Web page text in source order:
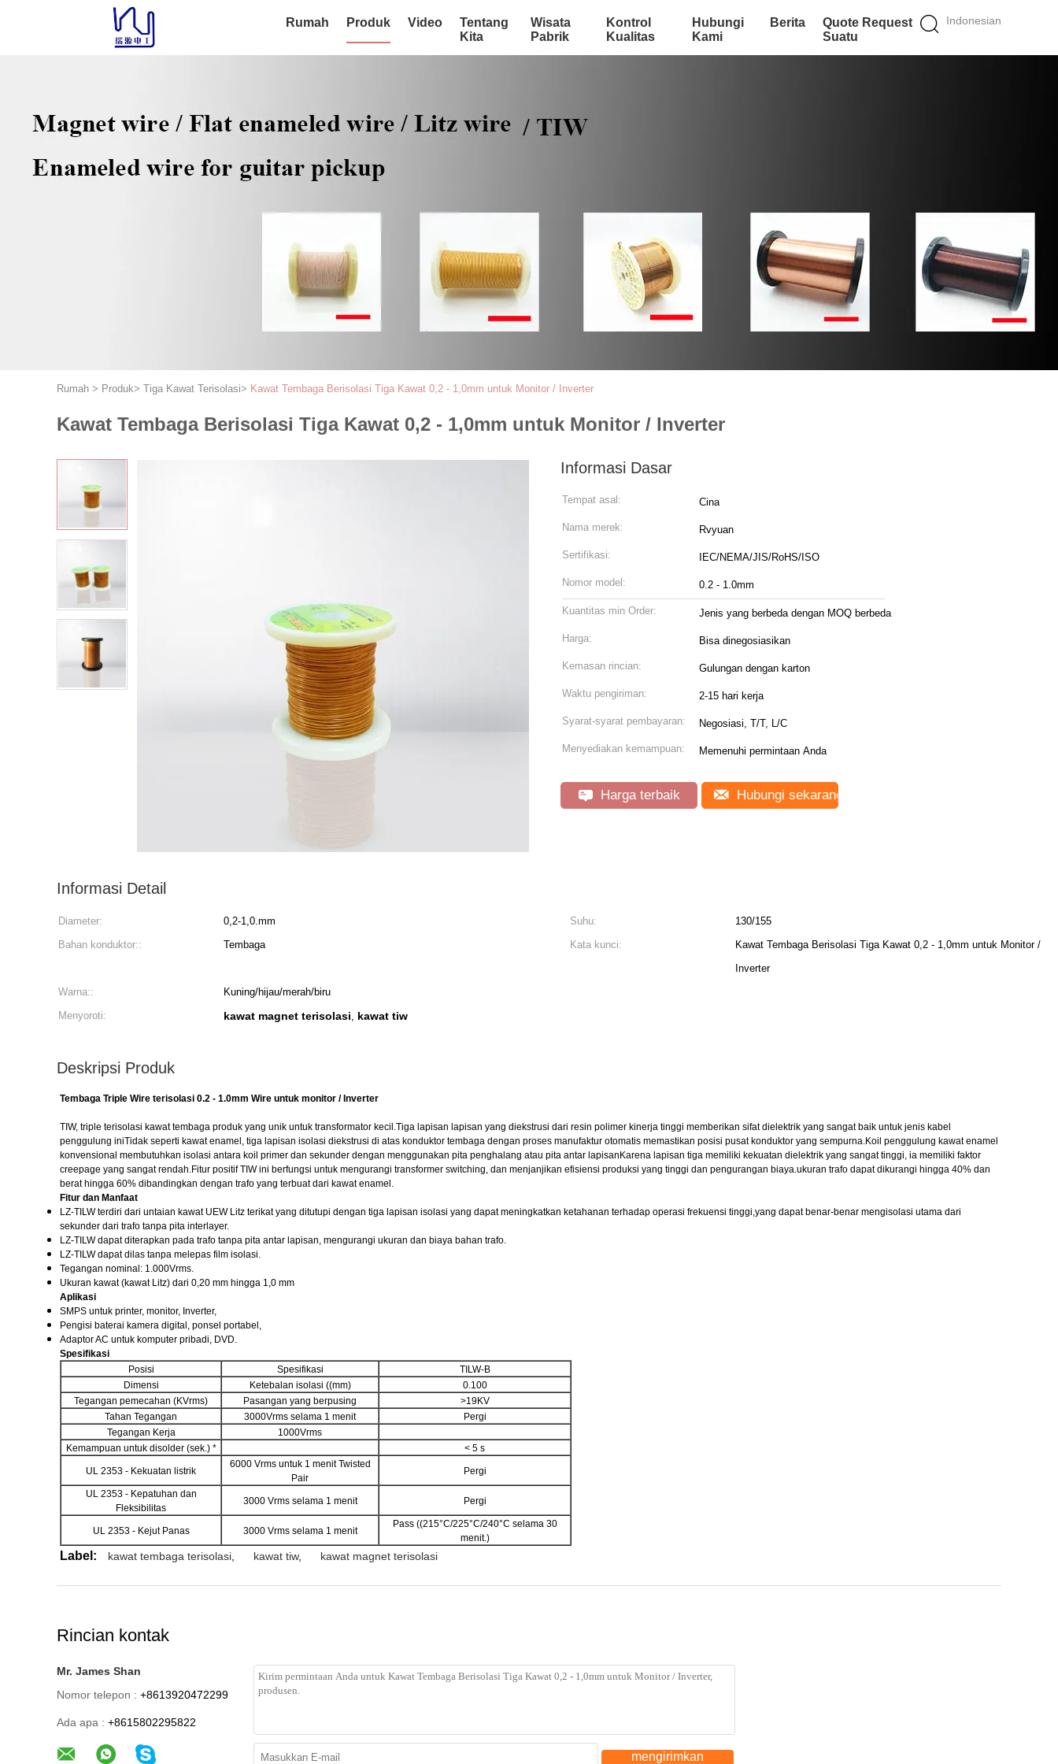
Indonesian
Rumah Produk Video
Tentang
Kita
Wisata
Pabrik
Kontrol
Kualitas
Hubungi
Kami
Berita
Quote Request
Suatu
Rumah > Produk> Tiga Kawat Terisolasi> Kawat Tembaga Berisolasi Tiga Kawat 0,2 - 1,0mm untuk Monitor / Inverter
Kawat Tembaga Berisolasi Tiga Kawat 0,2 - 1,0mm untuk Monitor / Inverter
Informasi Dasar
Tempat asal: Cina
Nama merek: Rvyuan
Sertifikasi: IEC/NEMA/JIS/RoHS/ISO
Nomor model: 0.2 - 1.0mm
Kuantitas min Order: Jenis yang berbeda dengan MOQ berbeda
Harga: Bisa dinegosiasikan
Kemasan rincian: Gulungan dengan karton
Waktu pengiriman: 2-15 hari kerja
Syarat-syarat pembayaran: Negosiasi, T/T, L/C
Menyediakan kemampuan: Memenuhi permintaan Anda
Harga terbaik Hubungi sekarang
Informasi Detail
Diameter: 0,2-1,0.mm Suhu:
130/155
Bahan konduktor::
Tembaga Kata kunci:
Kawat Tembaga Berisolasi Tiga Kawat 0,2 - 1,0mm untuk Monitor /
Inverter
Warna::
Kuning/hijau/merah/biru
Menyoroti:
kawat magnet terisolasi, kawat tiw
Deskripsi Produk
Tembaga Triple Wire terisolasi 0.2 - 1.0mm Wire untuk monitor / Inverter
TIW, triple terisolasi kawat tembaga produk yang unik untuk transformator kecil.Tiga lapisan lapisan yang diekstrusi dari resin polimer kinerja tinggi memberikan sifat dielektrik yang sangat baik untuk jenis kabel
penggulung iniTidak seperti kawat enamel, tiga lapisan isolasi diekstrusi di atas konduktor tembaga dengan proses manufaktur otomatis memastikan posisi pusat konduktor yang sempurna.Koil penggulung kawat enamel
konvensional membutuhkan isolasi antara koil primer dan sekunder dengan menggunakan pita penghalang atau pita antar lapisanKarena lapisan tiga memiliki kekuatan dielektrik yang sangat tinggi, ia memiliki faktor
creepage yang sangat rendah.Fitur positif TIW ini berfungsi untuk mengurangi transformer switching, dan menjanjikan efisiensi produksi yang tinggi dan pengurangan biaya.ukuran trafo dapat dikurangi hingga 40% dan
berat hingga 60% dibandingkan dengan trafo yang terbuat dari kawat enamel.
Fitur dan Manfaat
LZ-TILW terdiri dari untaian kawat UEW Litz terikat yang ditutupi dengan tiga lapisan isolasi yang dapat meningkatkan ketahanan terhadap operasi frekuensi tinggi,yang dapat benar-benar mengisolasi utama dari
sekunder dari trafo tanpa pita interlayer.
LZ-TILW dapat diterapkan pada trafo tanpa pita antar lapisan, mengurangi ukuran dan biaya bahan trafo.
LZ-TILW dapat dilas tanpa melepas film isolasi.
Tegangan nominal: 1.000Vrms.
Ukuran kawat (kawat Litz) dari 0,20 mm hingga 1,0 mm
Aplikasi
SMPS untuk printer, monitor, Inverter,
Pengisi baterai kamera digital, ponsel portabel,
Adaptor AC untuk komputer pribadi, DVD.
Spesifikasi
Posisi
Spesifikasi
TILW-B
Dimensi
Ketebalan isolasi ((mm)
0.100
Tegangan pemecahan (KVrms)
Pasangan yang berpusing
>19KV
Tahan Tegangan
3000Vrms selama 1 menit
Pergi
Tegangan Kerja
1000Vrms
Kemampuan untuk disolder (sek.) *
< 5 s
UL 2353 - Kekuatan listrik
6000 Vrms untuk 1 menit Twisted
Pair
Pergi
UL 2353 - Kepatuhan dan
Fleksibilitas
3000 Vrms selama 1 menit Pergi
UL 2353 - Kejut Panas 3000 Vrms selama 1 menit
Pass ((215°C/225°C/240°C selama 30
menit.)
Label: kawat tembaga terisolasi kawat tiw, kawat magnet terisolasi
Rincian kontak
Mr. James Shan
Nomor telepon : +8613920472299
Ada apa : +8615802295822
mengirimkan